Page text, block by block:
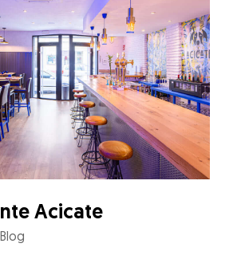
Acicate
Blog